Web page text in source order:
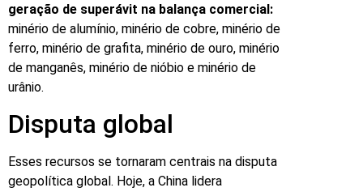
geração de superávit na balança comercial:
minério de alumínio, minério de cobre, minério de
ferro, minério de grafita, minério de ouro, minério
de manganês, minério de nióbio e minério de
urânio.
Disputa global
Esses recursos se tornaram centrais na disputa
geopolítica global. Hoje, a China lidera